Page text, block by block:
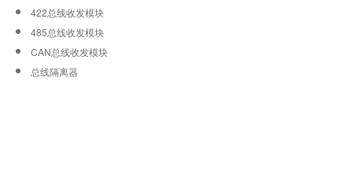
422总线收发模块
485总线收发模块
CAN总线收发模块
总线隔离器